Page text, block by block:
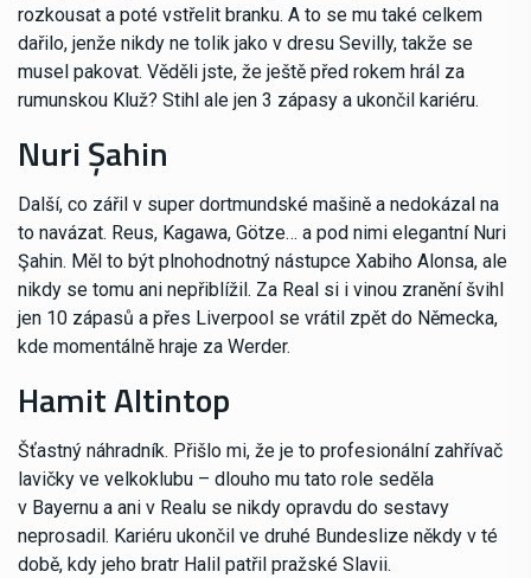
rozkousat a poté vstřelit branku. A to se mu také celkem
dařilo, jenže nikdy ne tolik jako v dresu Sevilly, takže se
musel pakovat. Věděli jste, že ještě před rokem hrál za
rumunskou Kluž? Stihl ale jen 3 zápasy a ukončil kariéru.
Nuri Şahin
Další, co zářil v super dortmundské mašině a nedokázal na
to navázat. Reus, Kagawa, Götze… a pod nimi elegantní Nuri
Şahin. Měl to být plnohodnotný nástupce Xabiho Alonsa, ale
nikdy se tomu ani nepřiblížil. Za Real si i vinou zranění švihl
jen 10 zápasů a přes Liverpool se vrátil zpět do Německa,
kde momentálně hraje za Werder.
Hamit Altintop
Šťastný náhradník. Přišlo mi, že je to profesionální zahřívač
lavičky ve velkoklubu – dlouho mu tato role seděla
v Bayernu a ani v Realu se nikdy opravdu do sestavy
neprosadil. Kariéru ukončil ve druhé Bundeslize někdy v té
době, kdy jeho bratr Halil patřil pražské Slavii.